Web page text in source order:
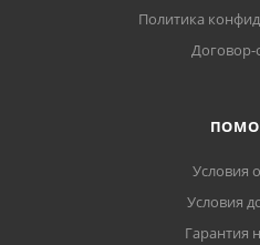
Политика
Договор-
Условия
Условия
Гарантия